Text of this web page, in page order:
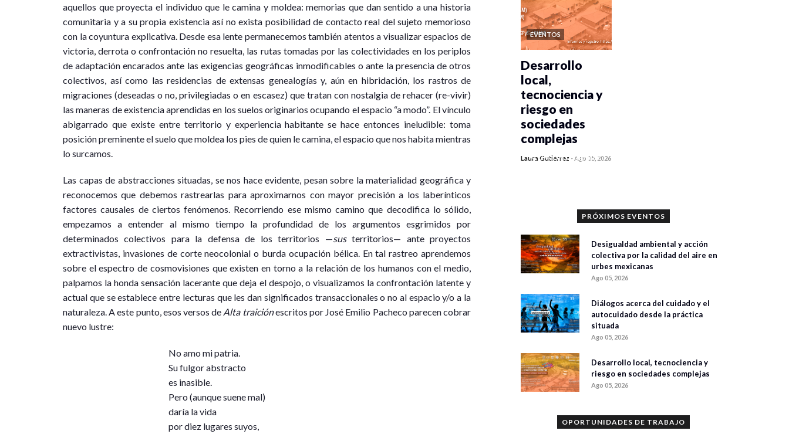
aquellos que proyecta el individuo que le camina y moldea: memorias que dan sentido a una historia
comunitaria y a su propia existencia así no exista posibilidad de contacto real del sujeto memorioso
con la coyuntura explicativa. Desde esa lente permanecemos también atentos a visualizar espacios de
victoria, derrota o confrontación no resuelta, las rutas tomadas por las colectividades en los periplos
de adaptación encarados ante las exigencias geográficas inmodificables o ante la presencia de otros
colectivos, así como las residencias de extensas genealogías y, aún en hibridación, los rastros de
migraciones (deseadas o no, privilegiadas o en escasez) que tratan con nostalgia de rehacer (re-vivir)
las maneras de existencia aprendidas en los suelos originarios ocupando el espacio “a modo”. El vínculo
abigarrado que existe entre territorio y experiencia habitante se hace entonces ineludible: toma
posición preminente el suelo que moldea los pies de quien le camina, el espacio que nos habita mientras
lo surcamos.
Las capas de abstracciones situadas, se nos hace evidente, pesan sobre la materialidad geográfica y
reconocemos que debemos rastrearlas para aproximarnos con mayor precisión a los laberínticos
factores causales de ciertos fenómenos. Recorriendo ese mismo camino que decodifica lo sólido,
empezamos a entender al mismo tiempo la profundidad de los argumentos esgrimidos por
determinados colectivos para la defensa de los territorios —susterritorios— ante proyectos
extractivistas, invasiones de corte neocolonial o burda ocupación bélica. En tal rastreo aprendemos
sobre el espectro de cosmovisiones que existen en torno a la relación de los humanos con el medio,
palpamos la honda sensación lacerante que deja el despojo, o visualizamos la confrontación latente y
actual que se establece entre lecturas que les dan significados transaccionales o no al espacio y/o a la
naturaleza. A este punto, esos versos de Alta traiciónescritos por José Emilio Pacheco parecen cobrar
nuevo lustre:
No amo mi patria.
Su fulgor abstracto
es inasible.
Pero (aunque suene mal)
daría la vida
por diez lugares suyos,
EVENTOS
0 veces compartido
Desarrollo
local,
tecnociencia y
riesgo en
sociedades
complejas
Laura Gutiérrez -Ago 05, 2026
PRÓXIMOS EVENTOS
Desigualdad ambiental y acción
colectiva por la calidad del aire en
urbes mexicanas
Ago 05, 2026
Diálogos acerca del cuidado y el
autocuidado desde la práctica
situada
Ago 05, 2026
Desarrollo local, tecnociencia y
riesgo en sociedades complejas
Ago 05, 2026
OPORTUNIDADES DE TRABAJO